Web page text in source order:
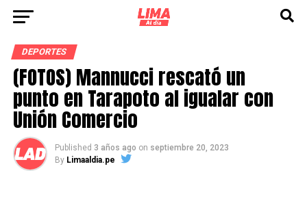
DEPORTES
(FOTOS) Mannucci rescató un
punto en Tarapoto al igualar con
Unión Comercio
Published 3 años ago on septiembre 20, 2023
By Limaaldia.pe